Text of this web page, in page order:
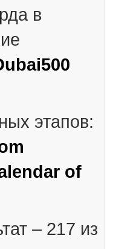
в
этапов:
of
– 217 из